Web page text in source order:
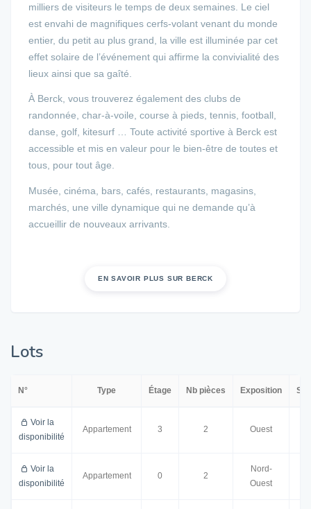
milliers de visiteurs le temps de deux semaines. Le ciel
est envahi de magnifiques cerfs-volant venant du monde
entier, du petit au plus grand, la ville est illuminée par cet
effet solaire de l’événement qui affirme la convivialité des
lieux ainsi que sa gaîté.
À Berck, vous trouverez également des clubs de
randonnée, char-à-voile, course à pieds, tennis, football,
danse, golf, kitesurf … Toute activité sportive à Berck est
accessible et mis en valeur pour le bien-être de toutes et
tous, pour tout âge.
Musée, cinéma, bars, cafés, restaurants, magasins,
marchés, une ville dynamique qui ne demande qu’à
accueillir de nouveaux arrivants.
EN SAVOIR PLUS SUR BERCK
Lots
N° Type Étage Nb pièces Exposition
Voir la
disponibilité
Appartement 3 2 Ouest
Voir la
disponibilité
Appartement 0 2
Nord-
Ouest